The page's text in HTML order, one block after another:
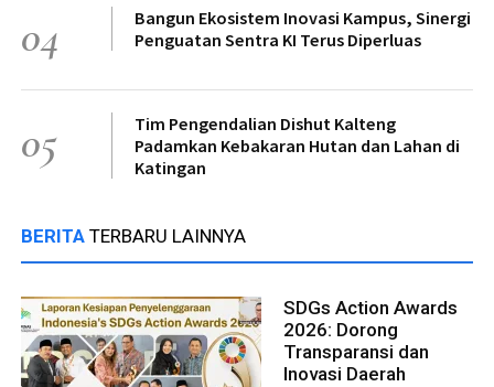
04
Bangun Ekosistem Inovasi Kampus, Sinergi
Penguatan Sentra KI Terus Diperluas
05
Tim Pengendalian Dishut Kalteng
Padamkan Kebakaran Hutan dan Lahan di
Katingan
BERITA TERBARU LAINNYA
SDGs Action Awards
2026: Dorong
Transparansi dan
Inovasi Daerah